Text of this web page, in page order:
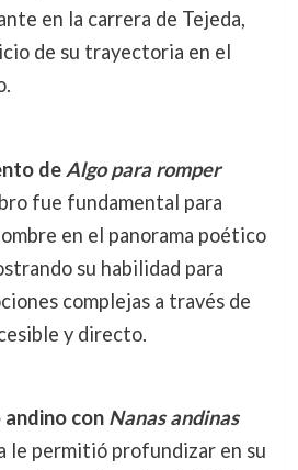
en la carrera de Tejeda,
de su trayectoria en el
de Algo para romper
fue fundamental para
en el panorama poético
su habilidad para
complejas a través de
y directo.
andino con Nanas andinas
le permitió profundizar en su